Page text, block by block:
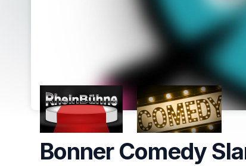
Bonner Comedy